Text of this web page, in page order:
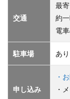
交通
最
約一
電
駐車場 あり
申し込み
・
・